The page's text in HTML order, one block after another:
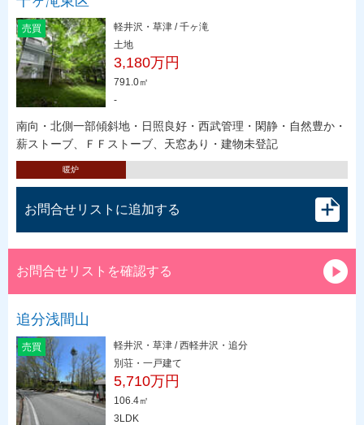
売買
軽井沢・草津 / 千ヶ滝
土地
3,180万円
791.0㎡
-
南向・北側一部傾斜地・日照良好・西武管理・閑静・自然豊か・
薪ストーブ、ＦＦストーブ、天窓あり・建物未登記
暖炉
お問合せリストに追加する
お問合せリストを確認する
追分浅間山
売買
軽井沢・草津 / 西軽井沢・追分
別荘・一戸建て
5,710万円
106.4㎡
3LDK